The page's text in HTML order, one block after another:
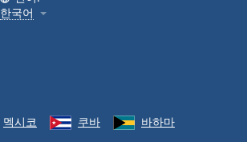
한국어
멕시코 쿠바
바하마